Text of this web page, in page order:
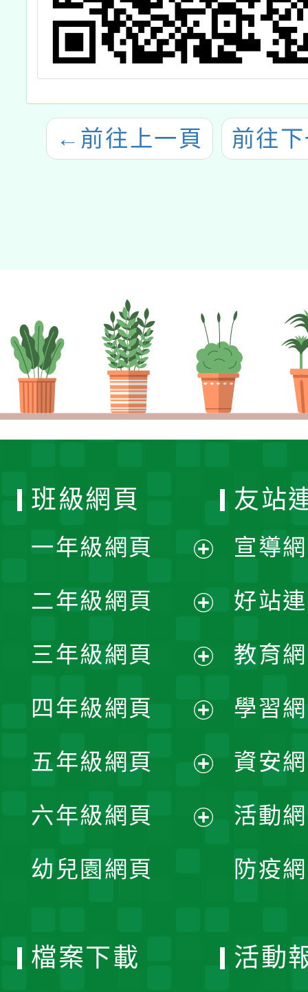
← 前往上一頁 前往
班級網頁
一年級網頁
開
選
單
二年級網頁
開
選
單
三年級網頁
開
選
單
四年級網頁
開
選
五年級網頁
開
六年級網頁
幼兒園網頁
友站
宣導
好站
教育
學習
資安
活動
防疫
檔案下載 活動